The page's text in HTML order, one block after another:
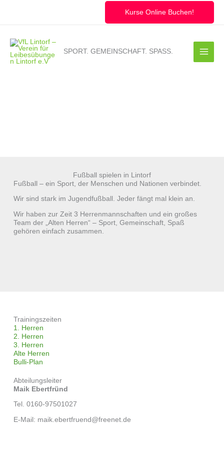
Kurse Online Buchen!
SPORT. GEMEINSCHAFT. SPASS.
Fußball spielen in Lintorf
Fußball – ein Sport, der Menschen und Nationen verbindet.
Wir sind stark im Jugendfußball. Jeder fängt mal klein an.
Wir haben zur Zeit 3 Herrenmannschaften und ein großes
Team der „Alten Herren“ – Sport, Gemeinschaft, Spaß
gehören einfach zusammen.
Trainingszeiten
1. Herren
2. Herren
3. Herren
Alte Herren
Bulli-Plan
Abteilungsleiter
Maik Ebertfründ
Tel. 0160-97501027
E-Mail: maik.ebertfruend@freenet.de